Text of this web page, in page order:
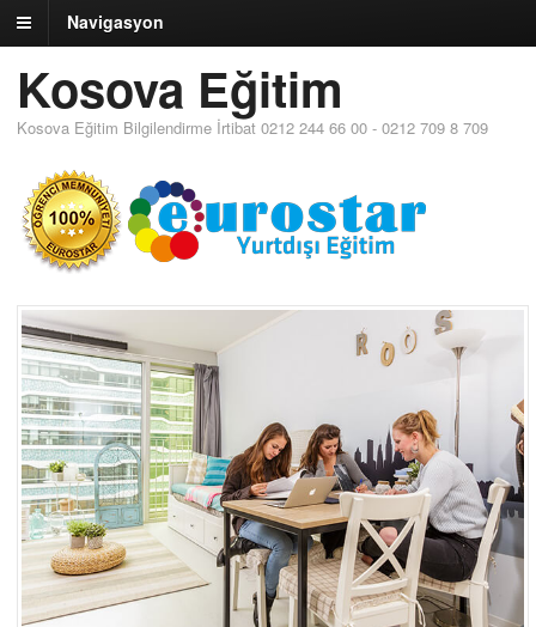
Navigasyon
Kosova Eğitim
Kosova Eğitim Bilgilendirme İrtibat 0212 244 66 00 - 0212 709 8 709